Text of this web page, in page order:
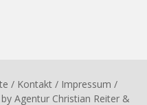
/ Kontakt / Impressum /
Agentur Christian Reiter &